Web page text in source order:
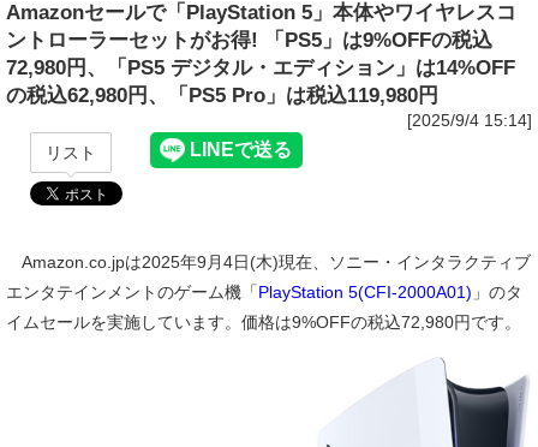
Amazonセールで「PlayStation 5」本体やワイヤレスコ
ントローラーセットがお得! 「PS5」は9%OFFの税込
72,980円、「PS5 デジタル・エディション」は14%OFF
の税込62,980円、「PS5 Pro」は税込119,980円
[2025/9/4 15:14]
リスト
Amazon.co.jpは2025年9月4日(木)現在、ソニー・インタラクティブ
エンタテインメントのゲーム機「PlayStation 5(CFI-2000A01) 」のタ
イムセールを実施しています。価格は9%OFFの税込72,980円です。